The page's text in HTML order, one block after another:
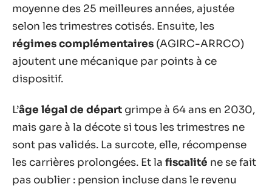
moyenne des 25 meilleures années, ajustée
selon les trimestres cotisés. Ensuite, les
régimes complémentaires (AGIRC-ARRCO)
ajoutent une mécanique par points à ce
dispositif.
L’âge légal de départ grimpe à 64 ans en 2030,
mais gare à la décote si tous les trimestres ne
sont pas validés. La surcote, elle, récompense
les carrières prolongées. Et la fiscalité ne se fait
pas oublier : pension incluse dans le revenu